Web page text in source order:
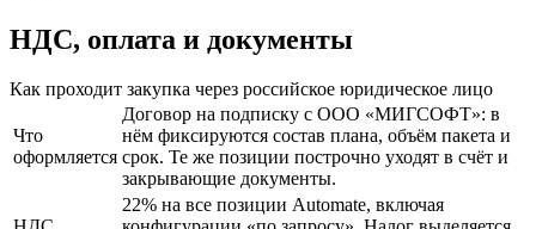
НДС, оплата и документы
Как проходит закупка через российское юридическое лицо
Что
оформляется
Договор на подписку с ООО «МИГСОФТ»: в
нём фиксируются состав плана, объём пакета и
срок. Те же позиции построчно уходят в счёт и
закрывающие документы.
22% на все позиции Automate, включая